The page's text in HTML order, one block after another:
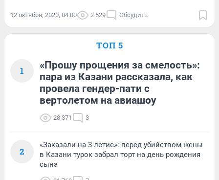
12 октября, 2020, 04:00 2 529 Обсудить
ТОП 5
1
«Прошу прощения за смелость»:
пара из Казани рассказала, как
провела гендер-пати с
вертолетом на авиашоу
28 371 3
2
«Заказали на 3-летие»: перед убийством жены
в Казани турок забрал торт на день рождения
сына